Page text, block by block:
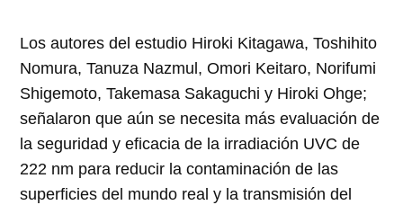
Los autores del estudio Hiroki Kitagawa, Toshihito
Nomura, Tanuza Nazmul, Omori Keitaro, Norifumi
Shigemoto, Takemasa Sakaguchi y Hiroki Ohge;
señalaron que aún se necesita más evaluación de
la seguridad y eficacia de la irradiación UVC de
222 nm para reducir la contaminación de las
superficies del mundo real y la transmisión del